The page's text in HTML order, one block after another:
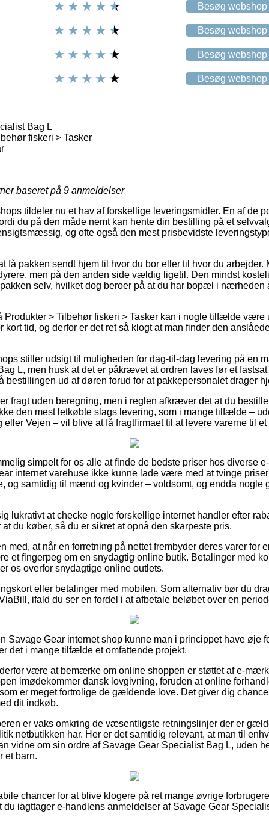
Besøg webshop
Besøg webshop
Besøg webshop
Besøg webshop
Bag L
fiskeri > Tasker
baseret på 9 anmeldelser
tildeler nu et hav af forskellige leveringsmidler. En af de
du på den måde nemt kan hente din bestilling på et
og ofte også den mest prisbevidste
få pakken sendt hjem til hvor du bor eller til hvor du arbejder.
men på den anden side vældig ligetil. Den mindst
selv, hvilket dog beroer på at du har bopæl i nærheden
Produkter > Tilbehør fiskeri > Tasker kan i nogle tilfælde være
kort tid, og derfor er det ret så klogt at man finder den
stiller udsigt til muligheden for dag-til-dag levering på en
L, men husk at det er påkrævet at ordren laves før et
bestillingen ud af døren forud for at pakkepersonalet drager
fragt uden beregning, men i reglen afkræver det at du
den mest letkøbte slags levering, som i mange tilfælde –
Vejen – vil blive at få fragtfirmaet til at levere varerne til
simpelt for os alle at finde de bedste priser hos diverse
internet varehuse ikke kunne lade være med at tvinge
og samtidig til mænd og kvinder – voldsomt, og endda nogle
lukrativt at checke nogle forskellige internet handler efter
du køber, så du er sikret at opnå den skarpeste pris.
med, at når en forretning på nettet frembyder deres varer for
et fingerpeg om en snydagtig online butik. Betalinger med
os overfor snydagtige online outlets.
eller betalinger med mobilen. Som alternativ bør du
ifald du ser en fordel i at afbetale beløbet over en
Savage Gear internet shop kunne man i princippet have øje
det i mange tilfælde et omfattende projekt.
være at bemærke om online shoppen er støttet af e-
imødekommer dansk lovgivning, foruden at online
er meget fortrolige de gældende love. Det giver dig
dit indkøb.
er vaks omkring de væsentligste retningslinjer der er
netbutikken har. Her er det samtidig relevant, at man til
vidne om sin ordre af Savage Gear Specialist Bag L, uden
et barn.
chancer for at blive klogere på ret mange øvrige
du iagttager e-handlens anmeldelser af Savage Gear